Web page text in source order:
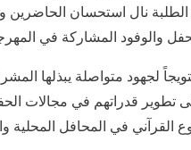
نال استحسان الحاضرين
والوفود المشاركة في
لجهود متواصلة يبذلها
تطوير قدراتهم في مجالات
القرآني في المحافل المحلية